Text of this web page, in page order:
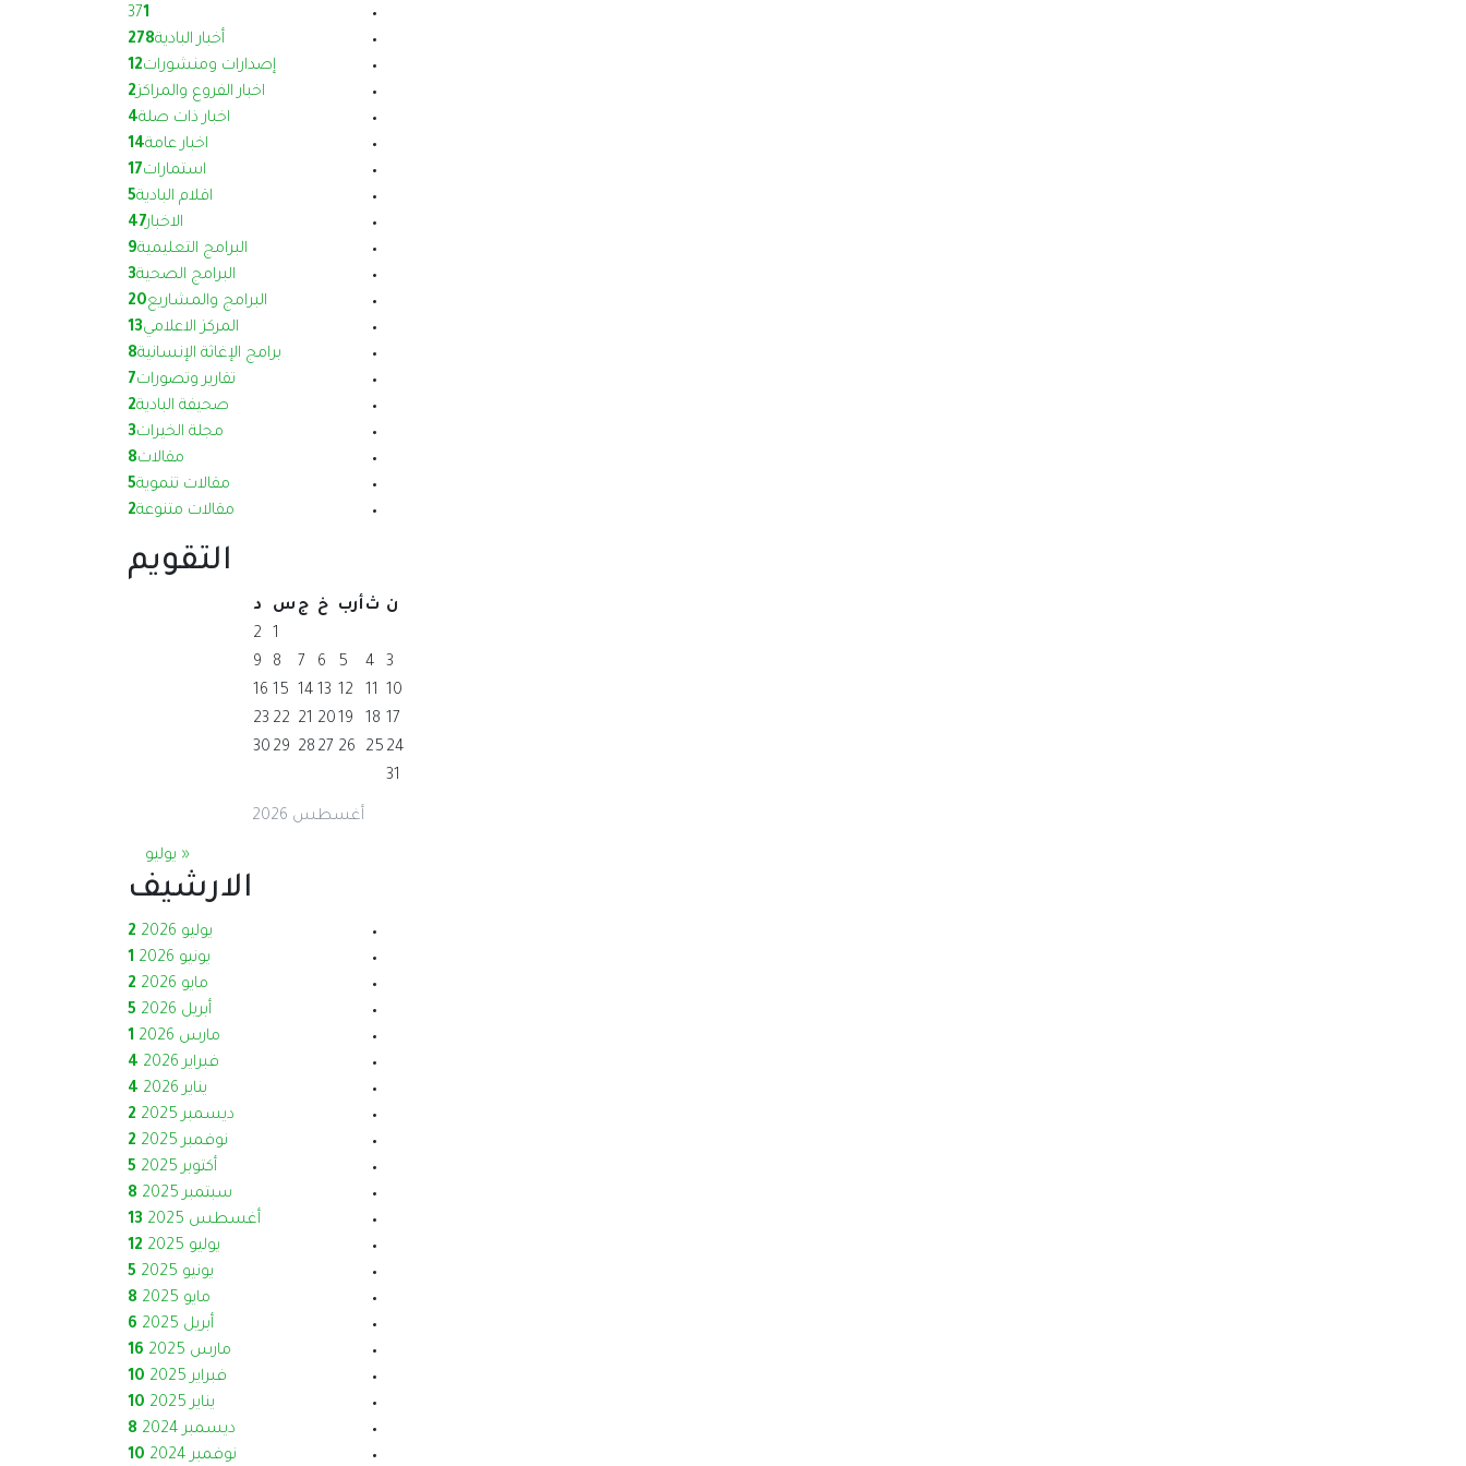
371
أخبار البادية278
إصدارات ومنشورات12
اخبار الفروع والمراكز2
اخبار ذات صلة4
اخبار عامة14
استمارات17
اقلام البادية5
الاخبار47
البرامج التعليمية9
البرامج الصحية3
البرامج والمشاريع20
المركز الاعلامي13
برامج الإغاثة الإنسانية8
تقارير وتصورات7
صحيفة البادية2
مجلة الخيرات3
مقالات8
مقالات تنموية5
مقالات متنوعة2
التقويم
أغسطس 2026
ن ث أرب خ ج س
د
1
2
3
4
5
6
7
8
9
10
11
12
13
14
15
16
17
18
19
20
21
22
23
24
25
26
27
28
29
30
31
« يوليو
الارشيف
يوليو 2026
2
يونيو 2026
1
مايو 2026
2
أبريل 2026
5
مارس 2026
1
فبراير 2026
4
يناير 2026
4
ديسمبر 2025
2
نوفمبر 2025
2
أكتوبر 2025
5
سبتمبر 2025
8
أغسطس 2025
13
يوليو 2025
12
يونيو 2025
5
مايو 2025
8
أبريل 2025
6
مارس 2025
16
فبراير 2025
10
يناير 2025
10
ديسمبر 2024
8
نوفمبر 2024
10